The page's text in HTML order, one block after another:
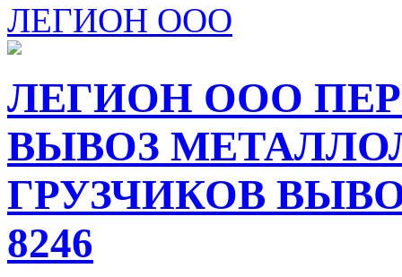
ЛЕГИОН ООО
ЛЕГИОН ООО
ВЫВОЗ
ГРУЗЧИКОВ
8246